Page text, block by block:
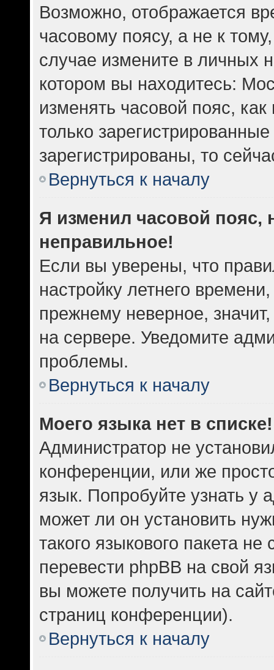
Возможно, отображается
часовому поясу, а не к
случае измените в личных
котором вы находитесь:
изменять часовой пояс,
только
зарегистрированы, то
Вернуться к началу
Я изменил часовой пояс,
неправильное!
Если вы уверены, что
настройку летнего
прежнему неверное,
на сервере. Уведомите
проблемы.
Вернуться к началу
Моего языка нет в списке!
Администратор не
конференции, или же
язык. Попробуйте узнать у
может ли он установить
такого языкового пакета
перевести phpBB на свой
вы можете получить на
страниц конференции).
Вернуться к началу